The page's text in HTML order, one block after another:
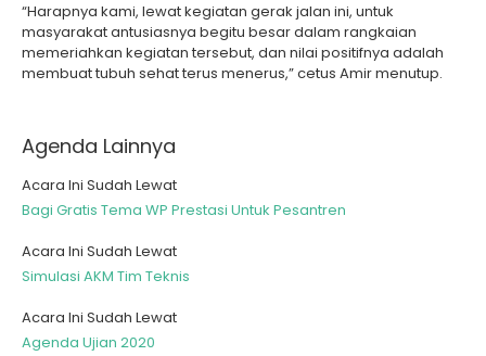
“Harapnya kami, lewat kegiatan gerak jalan ini, untuk
masyarakat antusiasnya begitu besar dalam rangkaian
memeriahkan kegiatan tersebut, dan nilai positifnya adalah
membuat tubuh sehat terus menerus,” cetus Amir menutup.
Agenda Lainnya
Acara Ini Sudah Lewat
Bagi Gratis Tema WP Prestasi Untuk Pesantren
Acara Ini Sudah Lewat
Simulasi AKM Tim Teknis
Acara Ini Sudah Lewat
Agenda Ujian 2020